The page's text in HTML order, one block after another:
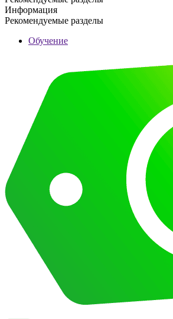
Информация
Рекомендуемые разделы
Обучение